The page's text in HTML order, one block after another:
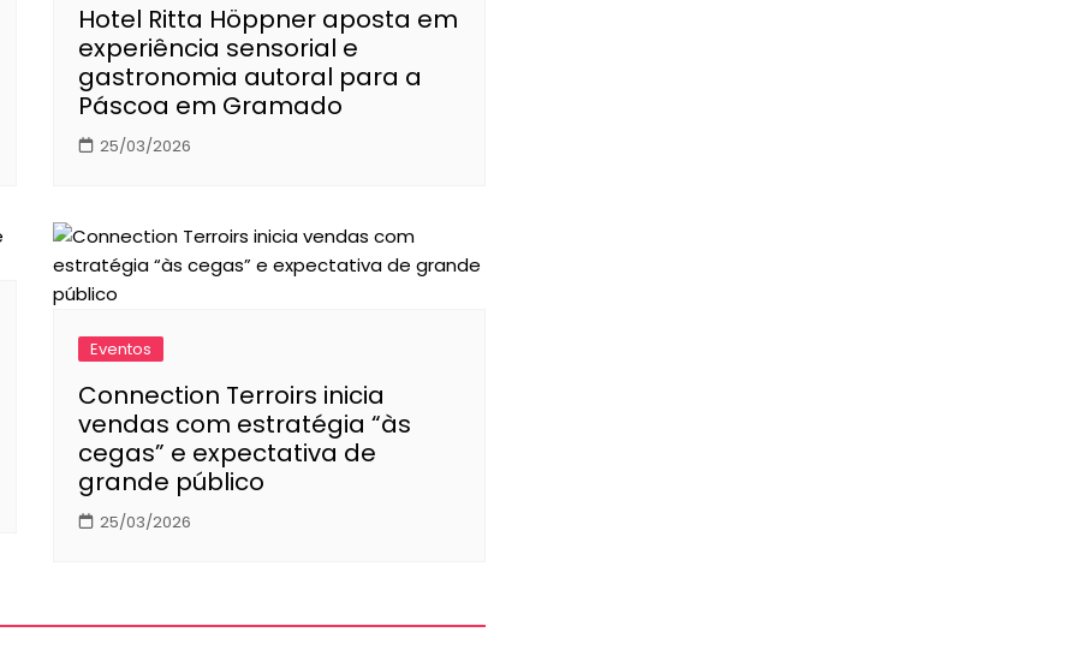
Hotel Ritta Höppner aposta em
experiência sensorial e
gastronomia autoral para a
Páscoa em Gramado
25/03/2026
Eventos
Connection Terroirs inicia
vendas com estratégia “às
cegas” e expectativa de
grande público
25/03/2026